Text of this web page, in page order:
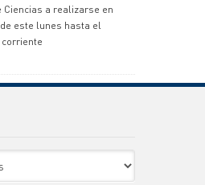
Ciencias a realizarse en
este lunes hasta el